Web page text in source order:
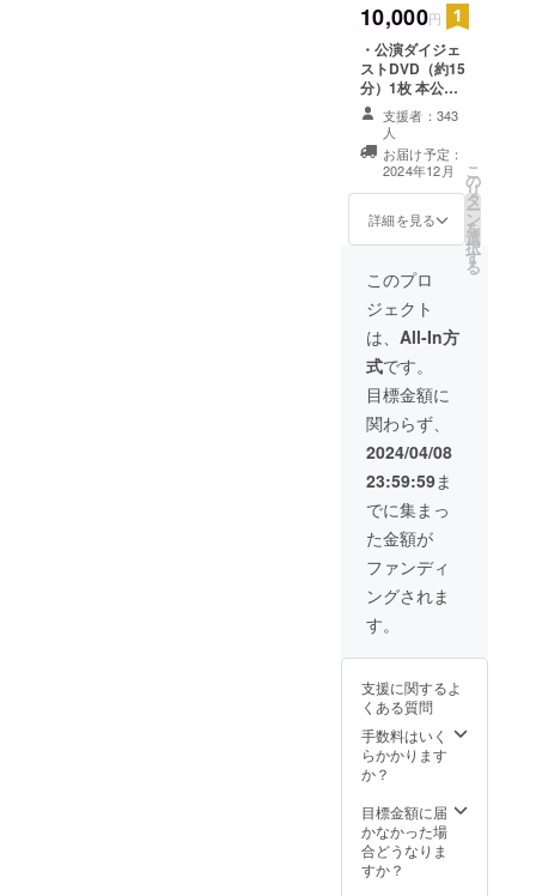
屋の定紋である
「角切銀杏」あ
しらったクリア
ファイルをお送
りさせて頂きま
す。 ※お届け先
ご住所の記載を
お願い致します
10,000円
・公演ダイジェ
ストDVD（約15
分）1枚 本公演
のダイジェスト
映像を編集して
DVDにしてお送
り致します ・公
演ダイジェスト
ルにてクレジッ
ト（お名前）掲
イジェスト映像
のエンドロール
に貴方のご希望
のお名前を入れ
ます ※支援時、
必ず備考欄に10
文字程度（文字
と記号のみ、ロ
ゴNG）でご希望
のお名前の記載
をお願い致しま
す（本名以外の
ニックネーム
可） ・中村屋オ
リジナル クリ
アファイル
（大）（小）各1
枚 中村屋の定紋
である「角切銀
クリアファイル
をお送りさせて
頂きます。 ※お
届け先ご住所の
記載をお願い致
します。 ※10月
の錦秋特別歌舞
スト映像まで
DVDに入ります
ので発送は12月
中を予定してお
支援者：343
人
お届け予定：
2024年12月
詳細を見る
こ
の
リ
タ
ー
ン
を
選
択
す
る
このプロ
ジェクト
は、 All-In方
式です。
目標金額に
関わらず、
2024/04/08
23:59:59ま
でに集まっ
た金額が
ファンディ
ングされま
す。
支援に関するよ
くある質問
手数料はいく
らかかります
か？
目標金額に届
かなかった場
合どうなりま
すか？